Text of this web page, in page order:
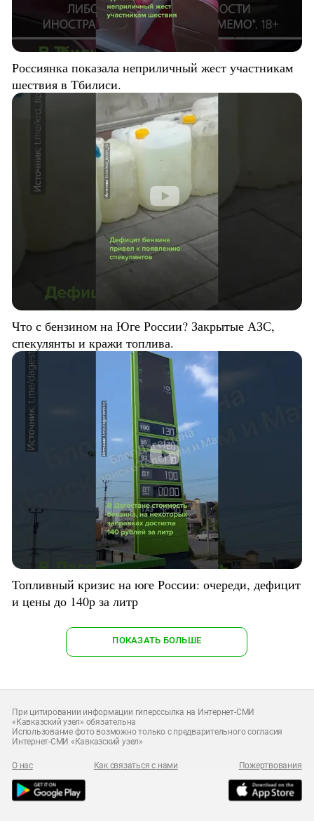
Россиянка показала неприличный жест участникам
шествия в Тбилиси.
Что с бензином на Юге России? Закрытые АЗС,
спекулянты и кражи топлива.
Топливный кризис на юге России: очереди, дефицит
и цены до 140р за литр
ПОКАЗАТЬ БОЛЬШЕ
При цитировании информации гиперссылка на Интернет-СМИ
«Кавказский узел» обязательна
Использование фото возможно только с предварительного согласия
Интернет-СМИ «Кавказский узел»
О нас Как связаться с нами Пожертвования